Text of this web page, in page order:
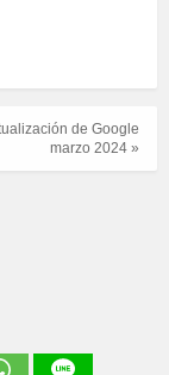
de Google
marzo 2024 »